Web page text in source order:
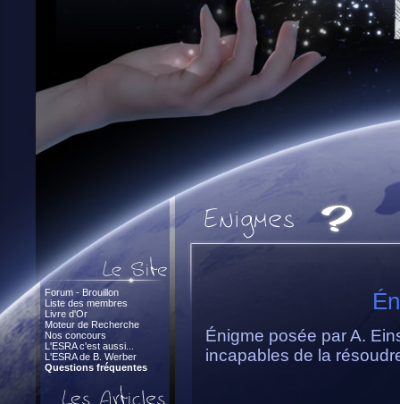
Forum - Brouillon
Liste des membres
Livre d'Or
Moteur de Recherche
Nos concours
L'ESRA c'est aussi...
L'ESRA de B. Werber
Questions fréquentes
Énigme posée par A.
incapables de la